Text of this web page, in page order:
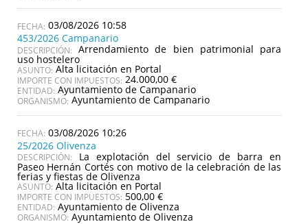
03/08/2026 10:58
453/2026 Campanario
DESCRIPCIÓN: Arrendamiento de bien patrimonial para
uso hostelero
ASUNTO: Alta licitación en Portal
IMPORTE CON IMPUESTOS: 24.000,00 €
ENTIDAD: Ayuntamiento de Campanario
ORGANISMO: Ayuntamiento de Campanario
03/08/2026 10:26
25/2026 Olivenza
DESCRIPCIÓN: La explotación del servicio de barra en
Paseo Hernán Cortés con motivo de la celebración de las
ferias y fiestas de Olivenza
ASUNTO: Alta licitación en Portal
IMPORTE CON IMPUESTOS: 500,00 €
ENTIDAD: Ayuntamiento de Olivenza
ORGANISMO: Ayuntamiento de Olivenza